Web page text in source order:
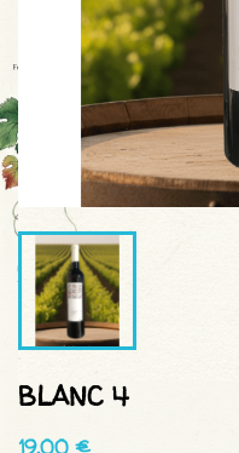
BLANC 4
19,00 €